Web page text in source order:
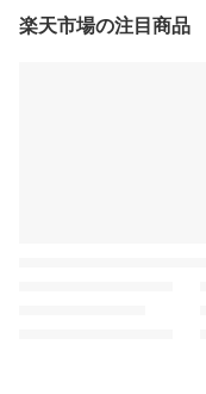
楽天市場の注目商品